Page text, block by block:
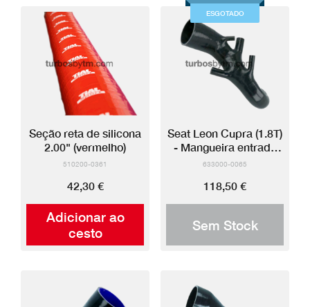
Adicionar ao
cesto
Seção reta de silicona
2.00" (vermelho)
510200-0361
42,30 €
Sem Stock
ESGOTADO
Seat Leon Cupra (1.8T)
- Mangueira entrada
silicone
633000-0065
118,50 €